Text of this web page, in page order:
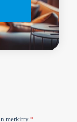
merkitty*